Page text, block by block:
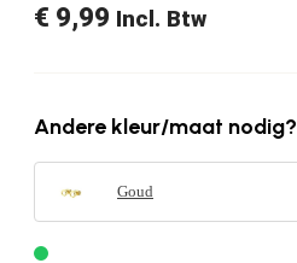
€ 9,99 Incl. Btw
Andere kleur/maat nodig?
Goud